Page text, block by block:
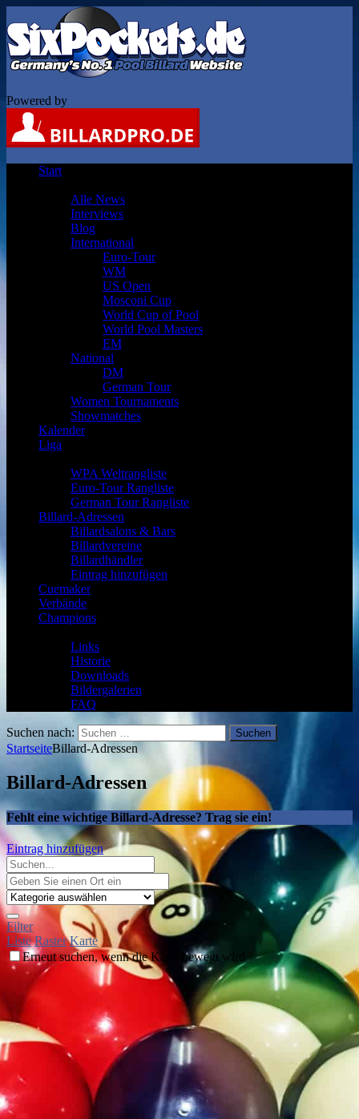
Powered by
Start
Alle News
Interviews
Blog
International
Euro-Tour
WM
US Open
Mosconi Cup
World Cup of Pool
World Pool Masters
EM
National
DM
German Tour
Women Tournaments
Showmatches
Kalender
Liga
WPA Weltrangliste
Euro-Tour Rangliste
German Tour Rangliste
Billard-Adressen
Billardsalons & Bars
Billardvereine
Billardhändler
Eintrag hinzufügen
Cuemaker
Verbände
Champions
Links
Historie
Downloads
Bildergalerien
FAQ
Suchen nach:
StartseiteBillard-Adressen
Billard-Adressen
Fehlt eine wichtige Billard-Adresse? Trag sie ein!
Eintrag hinzufügen
Filter
Liste Raster Karte
Erneut suchen, wenn die Karte bewegt wird